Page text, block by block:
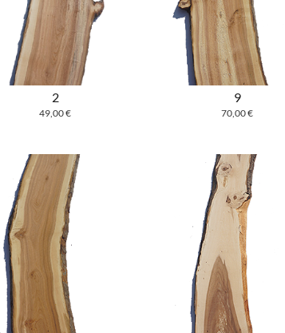
2
49,00€
9
70,00€